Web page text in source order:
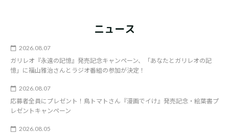
ニュース
2026.08.07
ガリレオ『永遠の記憶』発売記念キャンペーン、「あなたとガリレオの記
憶」に福山雅治さんとラジオ番組の参加が決定！
2026.08.07
応募者全員にプレゼント！鳥トマトさん『漫画でイけ』発売記念・絵葉書プ
レゼントキャンペーン
2026.08.05